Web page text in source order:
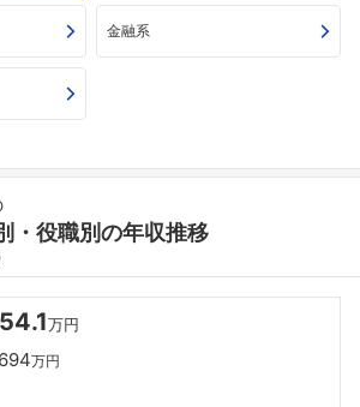
金融系
・役職別の年収推移
万円
694万円